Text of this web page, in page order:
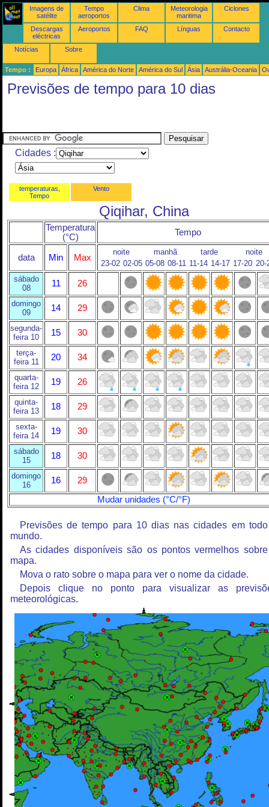
Imagens de
satélite
Tempo
aeroportos
Clima
Meteorologia
maritima
Ciclones
Descargas
eléctricas
Aeroportos FAQ Línguas Contacto
Notícias Sobre
Tempo : Europa África América do Norte América do Sul Ásia Austrália-Oceania
Previsões de tempo para 10 dias
Cidades :
temperaturas,
Tempo
Vento
Qiqihar, China
Temperatura
(°C)
Tempo
data Min Max
noite manhã tarde
noite
23-02 02-05 05-08 08-11 11-14 14-17 17-20 20-
sábado
08
11 26
domingo
09
14 29
segunda-
feira 10
15 30
terça-
feira 11
20 34
quarta-
feira 12
19 26
quinta-
feira 13
18 29
sexta-
feira 14
19 30
sábado
15
18 30
domingo
16
16
29
Mudar unidades (°C/°F)
Previsões de tempo para 10 dias nas cidades em
mundo.
As cidades disponíveis são os pontos vermelhos
mapa.
Mova o rato sobre o mapa para ver o nome da cidade.
Depois clique no ponto para visualizar as
meteorológicas.